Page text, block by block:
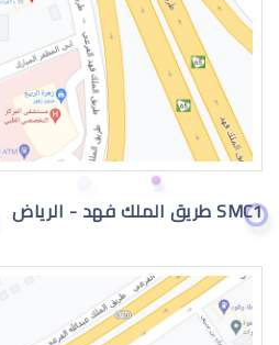
تمزق الشبكية في العين
نزيف الشبكية في العين
SMC1 طريق الملك فهد - الرياض